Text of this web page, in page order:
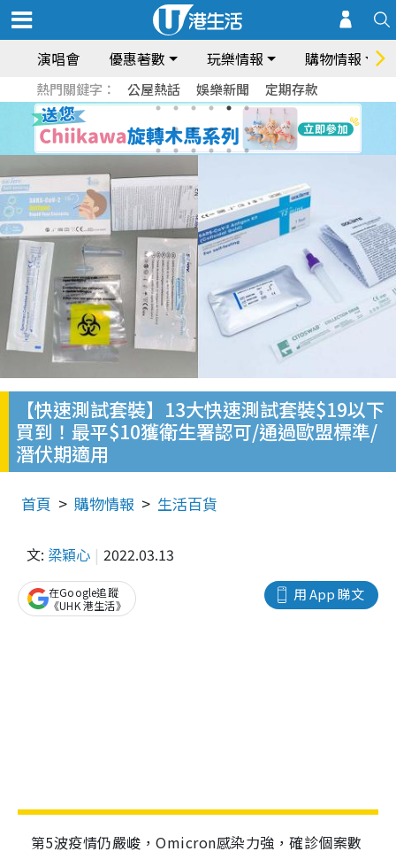
演唱會 優惠著數 玩樂情報 購物情報
熱門關鍵字： 公屋熱話 娛樂新聞 定期存款
【快速測試套裝】13大快速測試套裝$19以下
買到！最平$10獲衛生署認可/通過歐盟標準/
潛伏期適用
首頁 購物情報 生活百貨
文: 梁穎心 2022.03.13
用 App 睇文
在Google追蹤
《UHK 港生活》
第5波疫情仍嚴峻，Omicron感染力強，確診個案數